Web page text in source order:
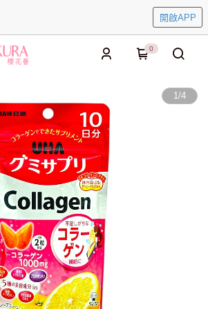
開啟APP
0
1/4